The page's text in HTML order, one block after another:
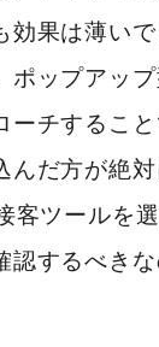
効果は薄い
ポップアッ
ーチするこ
だ方が絶対
客ツールを選
認するべき